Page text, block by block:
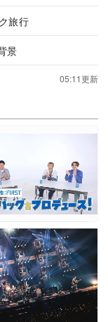
旅行
景
05:11更新